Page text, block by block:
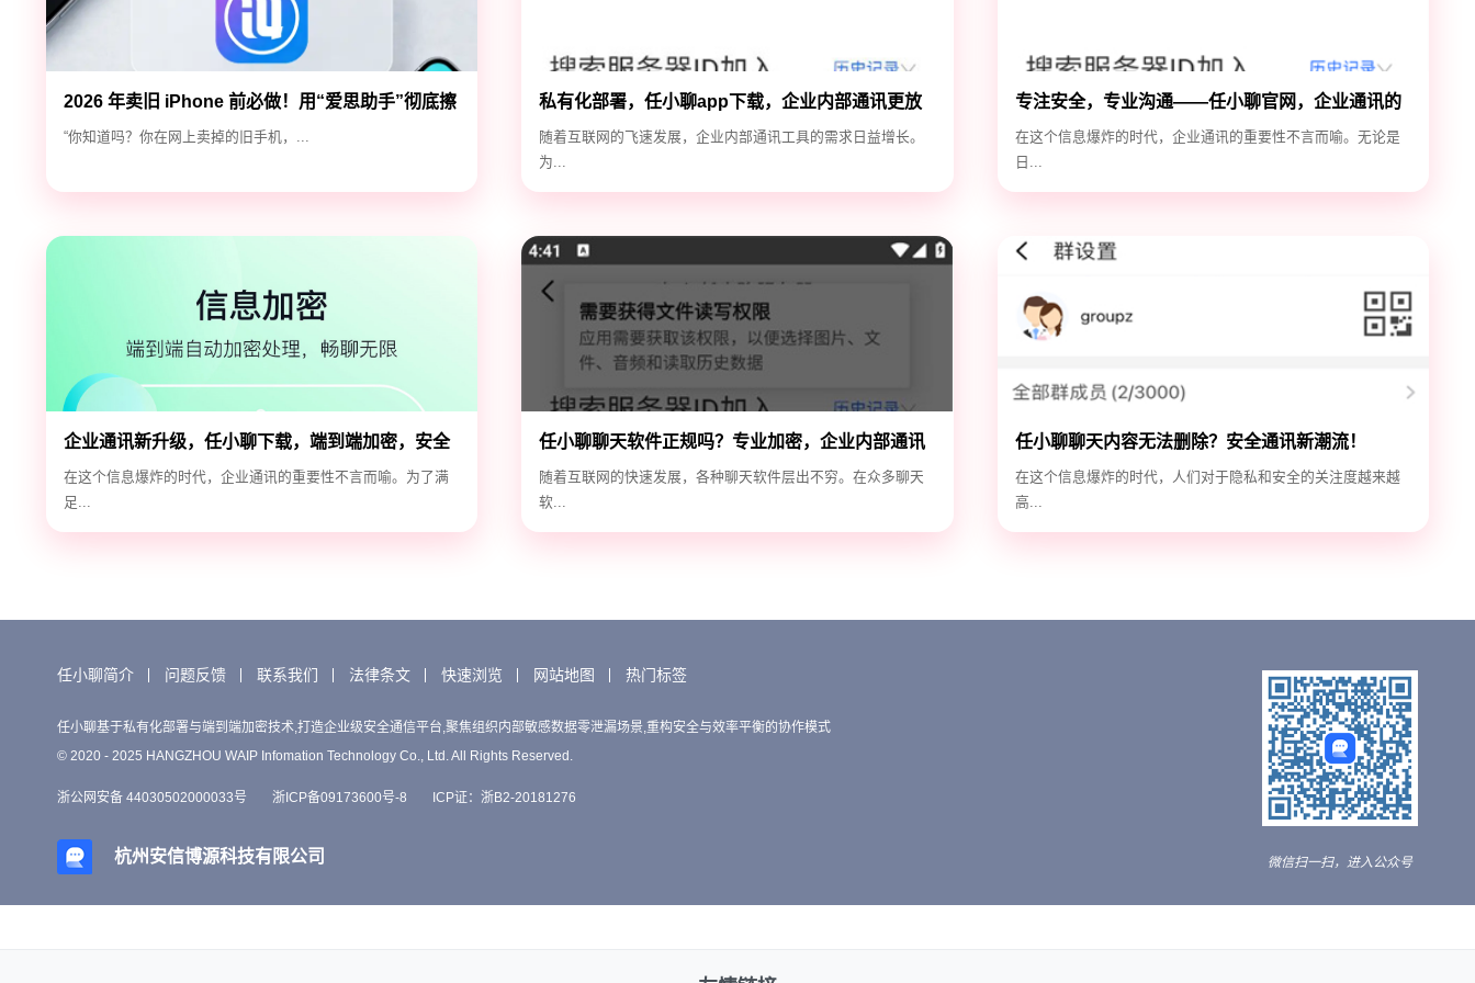
2026 年卖旧 iPhone 前必做！用“爱思助手”彻底擦
除隐私，防止数据泄露
“你知道吗？你在网上卖掉的旧手机，...
私有化部署，任小聊app下载，企业内部通讯更放
心
随着互联网的飞速发展，企业内部通讯工具的需求日益增长。
为...
专注安全，专业沟通——任小聊官网，企业通讯的
安全守护神
在这个信息爆炸的时代，企业通讯的重要性不言而喻。无论是
日...
企业通讯新升级，任小聊下载，端到端加密，安全
高效！
在这个信息爆炸的时代，企业通讯的重要性不言而喻。为了满
足...
任小聊聊天软件正规吗？专业加密，企业内部通讯
首选！
随着互联网的快速发展，各种聊天软件层出不穷。在众多聊天
软...
任小聊聊天内容无法删除？安全通讯新潮流！
在这个信息爆炸的时代，人们对于隐私和安全的关注度越来越
高...
任小聊简介 问题反馈 联系我们 法律条文 快速浏览 网站地图 热门标签
任小聊基于私有化部署与端到端加密技术,打造企业级安全通信平台,聚焦组织内部敏感数据零泄漏场景,重构安全与效率平衡的协作模式
© 2020 - 2025 HANGZHOU WAIP Infomation Technology Co., Ltd. All Rights Reserved.
浙公网安备 44030502000033号 浙ICP备09173600号-8 ICP证：浙B2-20181276
杭州安信博源科技有限公司 微信扫一扫，进入公众号